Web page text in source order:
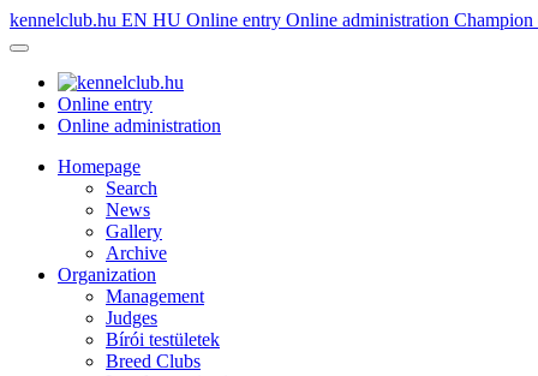
kennelclub.hu EN HU Online entry Online administration Champion
Online entry
Online administration
Homepage
Search
News
Gallery
Archive
Organization
Management
Judges
Bírói testületek
Breed Clubs